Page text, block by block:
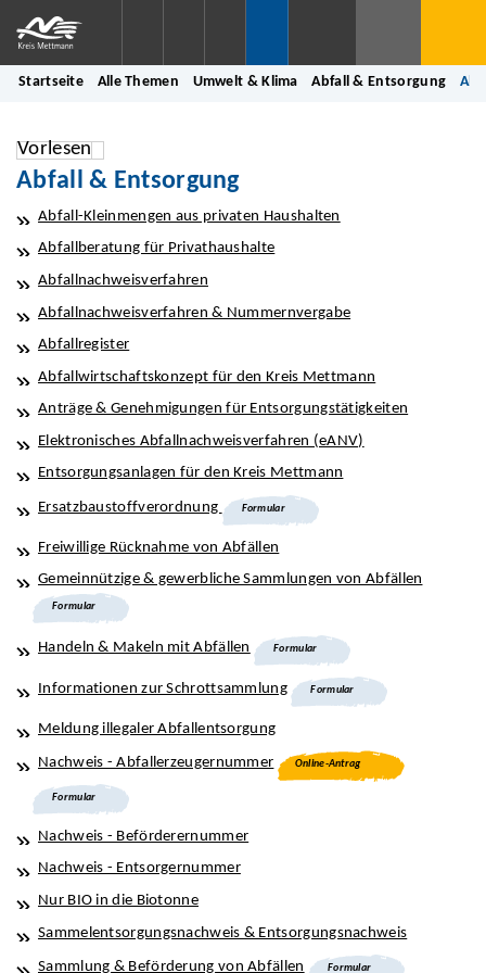
Startseite Alle Themen Umwelt & Klima Abfall & Entsorgung
Vorlesen
Abfall & Entsorgung
Abfall-Kleinmengen aus privaten Haushalten
Abfallberatung für Privathaushalte
Abfallnachweisverfahren
Abfallnachweisverfahren & Nummernvergabe
Abfallregister
Abfallwirtschaftskonzept für den Kreis Mettmann
Anträge & Genehmigungen für Entsorgungstätigkeiten
Elektronisches Abfallnachweisverfahren (eANV)
Entsorgungsanlagen für den Kreis Mettmann
Ersatzbaustoffverordnung Formular
Freiwillige Rücknahme von Abfällen
Gemeinnützige & gewerbliche Sammlungen von Abfällen
Formular
Handeln & Makeln mit Abfällen Formular
Informationen zur Schrottsammlung Formular
Meldung illegaler Abfallentsorgung
Nachweis - Abfallerzeugernummer Online-Antrag
Formular
Nachweis - Beförderernummer
Nachweis - Entsorgernummer
Nur BIO in die Biotonne
Sammelentsorgungsnachweis & Entsorgungsnachweis
Sammlung & Beförderung von Abfällen Formular